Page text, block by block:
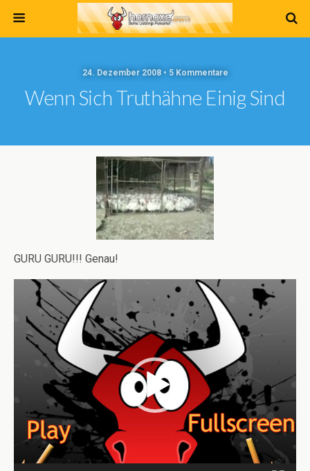
24. Dezember 2008 • 5 Kommentare
Wenn Sich Truthähne Einig Sind
GURU GURU!!! Genau!
Video-
Player